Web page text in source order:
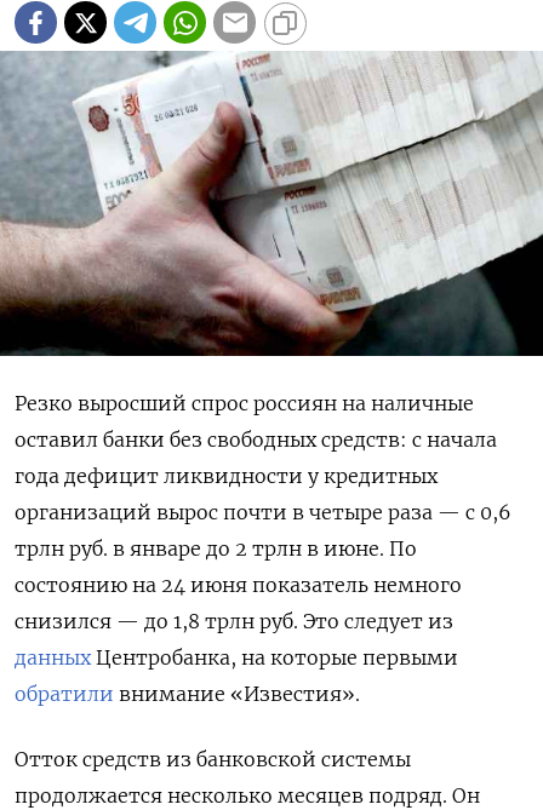
Резко выросший спрос россиян на наличные
оставил банки без свободных средств: с начала
года дефицит ликвидности у кредитных
организаций вырос почти в четыре раза — с 0,6
трлн руб. в январе до 2 трлн в июне. По
состоянию на 24 июня показатель немного
снизился — до 1,8 трлн руб. Это следует из
данныхЦентробанка, на которые первыми
обратили внимание «Известия».
Отток средств из банковской системы
продолжается несколько месяцев подряд. Он